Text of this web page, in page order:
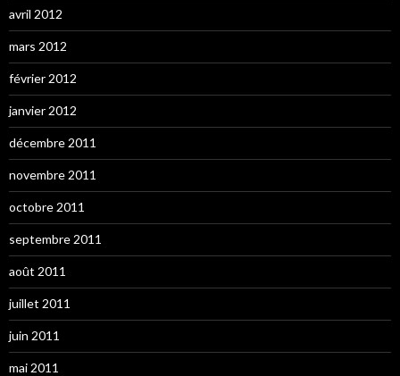
avril 2012
mars 2012
février 2012
janvier 2012
décembre 2011
novembre 2011
octobre 2011
septembre 2011
août 2011
juillet 2011
juin 2011
mai 2011